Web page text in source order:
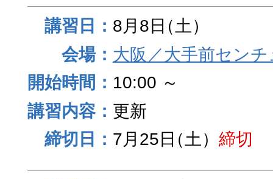
8月8日（土）
大阪／大手前セン
10:00 ～
更新
7月25日（土） 締切